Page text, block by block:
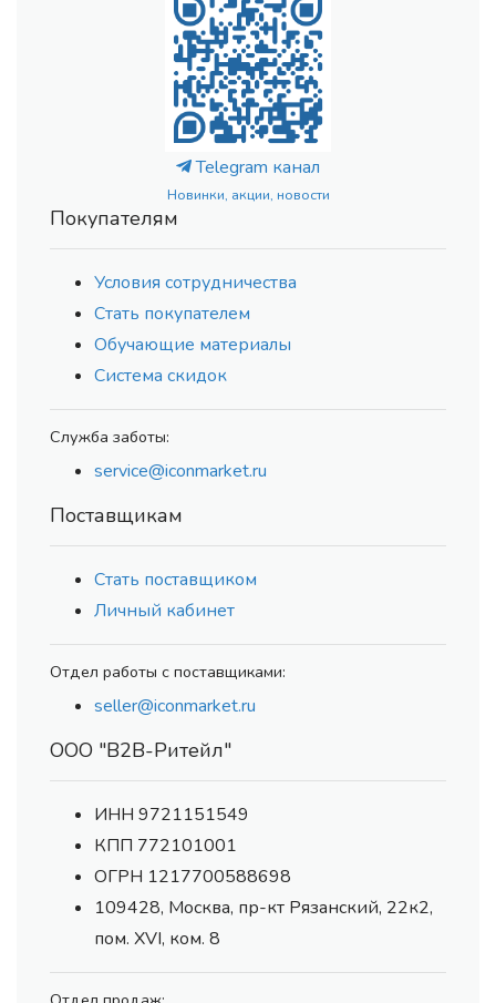
Telegram канал
Новинки, акции, новости
Покупателям
Условия сотрудничества
Стать покупателем
Обучающие материалы
Система скидок
Служба заботы:
service@iconmarket.ru
Поставщикам
Стать поставщиком
Личный кабинет
Отдел работы с поставщиками:
seller@iconmarket.ru
ООО "В2В-Ритейл"
ИНН 9721151549
КПП 772101001
ОГРН 1217700588698
109428, Москва, пр-кт Рязанский, 22к2,
пом. XVI, ком. 8